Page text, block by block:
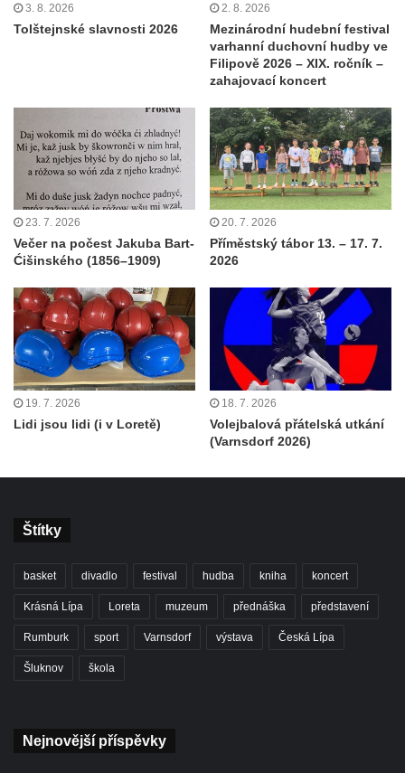
3. 8. 2026
Tolštejnské slavnosti 2026
2. 8. 2026
Mezinárodní hudební festival
varhanní duchovní hudby ve
Filipově 2026 – XIX. ročník –
zahajovací koncert
23. 7. 2026
Večer na počest Jakuba Bart-
Ćišinského (1856–1909)
20. 7. 2026
Příměstský tábor 13. – 17. 7.
2026
19. 7. 2026
Lidi jsou lidi (i v Loretě)
18. 7. 2026
Volejbalová přátelská utkání
(Varnsdorf 2026)
Štítky
basket divadlo festival hudba kniha koncert
Krásná Lípa Loreta muzeum přednáška představení
Rumburk sport Varnsdorf výstava Česká Lípa
Šluknov škola
Nejnovější příspěvky